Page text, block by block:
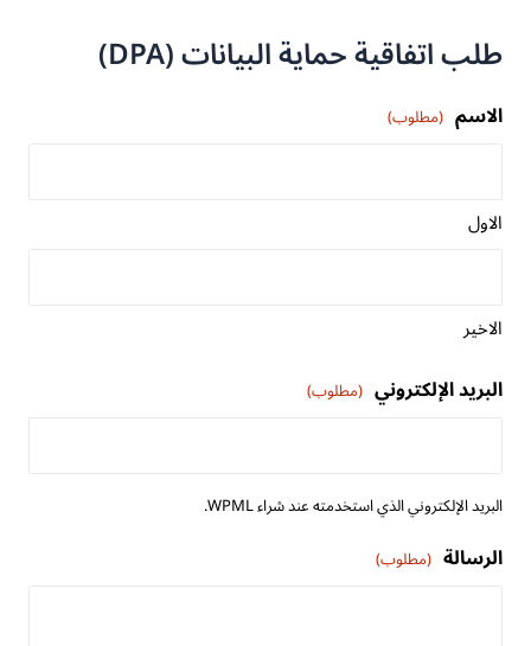
طلب اتفاقية حماية البيانات (DPA)
الاسم (مطلوب)
الاول
الاخير
البريد الإلكتروني (مطلوب)
البريد الإلكتروني الذي استخدمته عند شراء WPML.
الرسالة (مطلوب)